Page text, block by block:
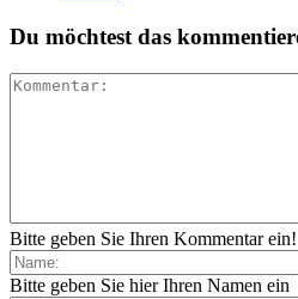
Du möchtest das
Bitte geben Sie Ihren Kommentar ein!
Bitte geben Sie hier Ihren Namen ein